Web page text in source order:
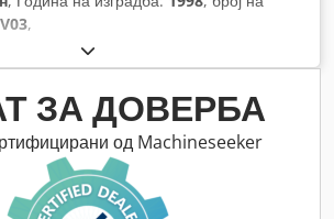
,
ЗА ДОВЕРБА
од Machineseeker